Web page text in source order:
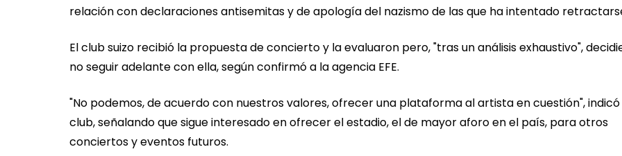
relación con declaraciones antisemitas y de apología del nazismo de las que ha intentado
El club suizo recibió la propuesta de concierto y la evaluaron pero, "tras un análisis exhaustivo",
no seguir adelante con ella, según confirmó a la agencia EFE.
"No podemos, de acuerdo con nuestros valores, ofrecer una plataforma al artista en cuestión",
club, señalando que sigue interesado en ofrecer el estadio, el de mayor aforo en el país, para otros
conciertos y eventos futuros.